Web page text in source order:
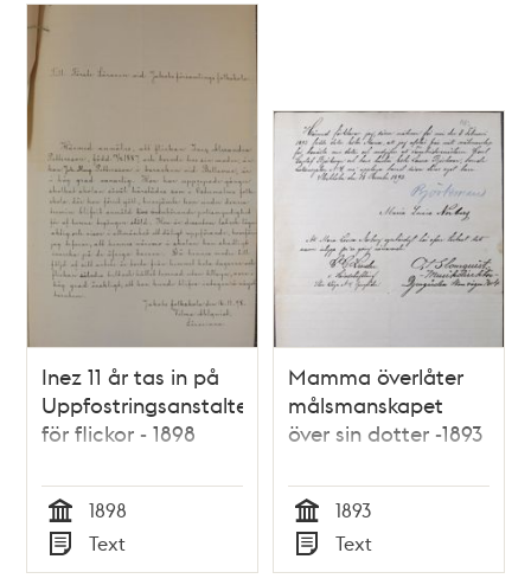
Inez 11 år tas in på
Uppfostringsanstalten
för flickor - 1898
Tid
1898
Typ
Text
Mamma överlåter
målsmanskapet
över sin dotter -1893
Tid
1893
Typ
Text